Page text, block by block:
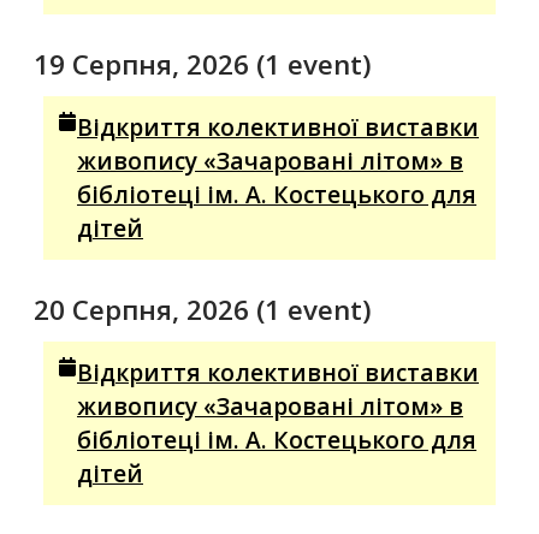
19 Серпня, 2026 (1 event)
Відкриття колективної виставки
живопису «Зачаровані літом» в
бібліотеці ім. А. Костецького для
дітей
20 Серпня, 2026 (1 event)
Відкриття колективної виставки
живопису «Зачаровані літом» в
бібліотеці ім. А. Костецького для
дітей